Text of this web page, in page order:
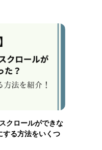
クロールができな
する方法をいくつ